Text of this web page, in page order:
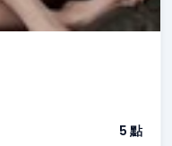
5 點